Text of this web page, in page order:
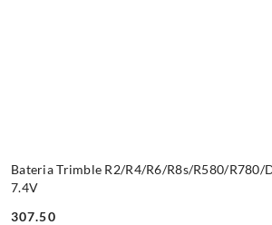
Bateria Trimble R2/R4/R6/R8s/R580/R780/
7.4V
307.50